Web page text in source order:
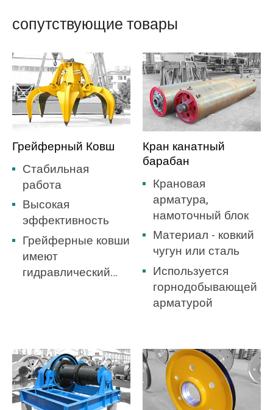
сопутствующие товары
Грейферный Ковш
Стабильная
работа
Высокая
эффективность
Грейферные ковши
имеют
гидравлический
электрический тип
и т. Д.
Кран канатный
барабан
Крановая
арматура,
намоточный блок
Материал - ковкий
чугун или сталь
Используется
горнодобывающей
арматурой